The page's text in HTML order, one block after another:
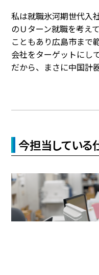
私は就職氷河期世代入
のＵターン就職を考え
こともあり広島市まで
会社をターゲットにし
だから、まさに中国計
今担当している